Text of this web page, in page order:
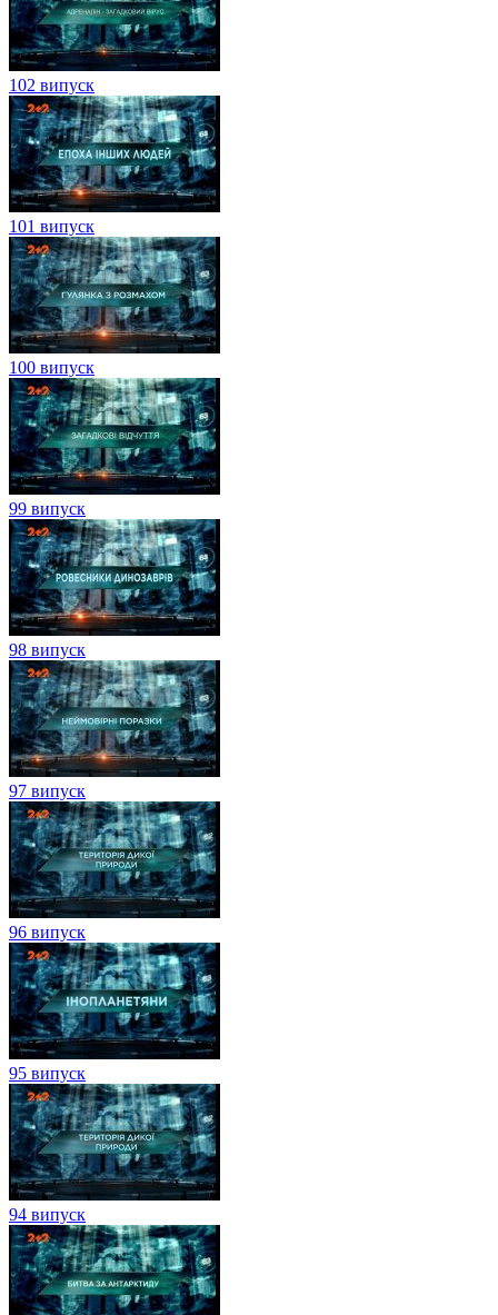
102 випуск
101 випуск
100 випуск
99 випуск
98 випуск
97 випуск
96 випуск
95 випуск
94 випуск